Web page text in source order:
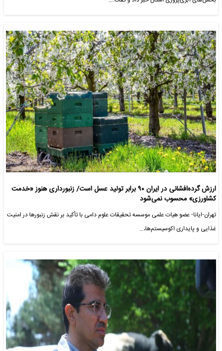
ارزش گرده‌افشانی در ایران ۹۰ برابر تولید عسل است/ زنبورداری هنوز «خدمت
کشاورزی» محسوب نمی‌شود
تهران-ایانا- عضو هیات علمی موسسه تحقیقات علوم دامی با تأکید بر نقش زنبورها در امنیت
غذایی و پایداری اکوسیستم‌ها،…